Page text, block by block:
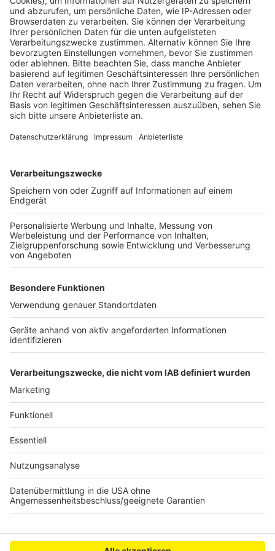
Anzeige
Die Bandbreite reicht von Betrug, über Mobbing bis hin
zu sexuellem Missbrauch. Was man tun kann und wie
man sich im Internet richtig schützt, darüber beraten
Experten Montagnachmittag ab 14 Uhr in der Brühler
Fußgängerzone am Marktplatz. Dort stellt die Polizei
Anzeige
Weitere Termine
Anzeige
Am Dienstag, 07. Mai 2019 stehen die Experten mit
einemInformationsstandin der Fußgängerzone in
Wesseling. Am Mittwoch, 08. Mai 2019, beraten zwei
Polizisten zusammen mit der Verbraucherzentrale
zwischen 10. - 14 Uhr in den Räumen der
Verbraucherzentrale in Brühl in der Carl-Schurz-Straße.
Anzeige
Anzeige